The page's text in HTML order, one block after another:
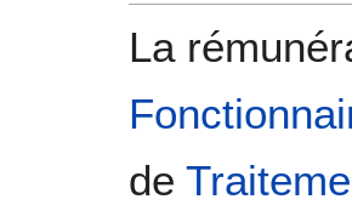
La
de